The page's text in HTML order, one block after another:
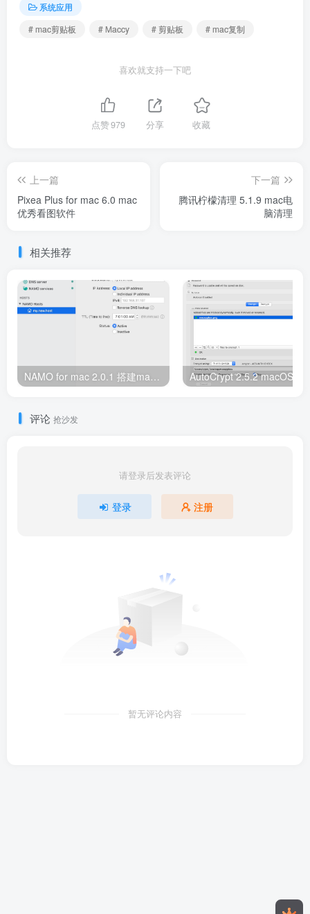
系统应用
# mac剪贴板
# Maccy # 剪贴板 # mac复制
喜欢就支持一下吧
点赞979 分享 收藏
上一篇
Pixea Plus for mac 6.0 mac
优秀看图软件
下一篇
腾讯柠檬清理 5.1.9 mac电
脑清理
相关推荐
NAMO for mac 2.0.1 搭建mac本地dns服务器
评论 抢沙发
请登录后发表评论
登录 注册
暂无评论内容